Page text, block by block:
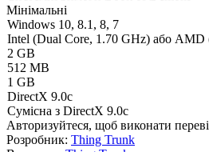
Мінімальні
Windows 10, 8.1, 8, 7
Intel (Dual Core, 1.70 GHz) або AMD
2 GB
512 MB
1 GB
DirectX 9.0c
Сумісна з DirectX 9.0c
Авторизуйтеся, щоб виконати
Розробник: Thing Trunk